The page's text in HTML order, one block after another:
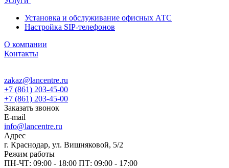
Установка и обслуживание офисных АТС
Настройка SIP-телефонов
О компании
Контакты
zakaz@lancentre.ru
+7 (861) 203-45-00
+7 (861) 203-45-00
Заказать звонок
E-mail
info@lancentre.ru
Адрес
г. Краснодар, ул. Вишняковой, 5/2
Режим работы
ПН-ЧТ: 09:00 - 18:00 ПТ: 09:00 - 17:00